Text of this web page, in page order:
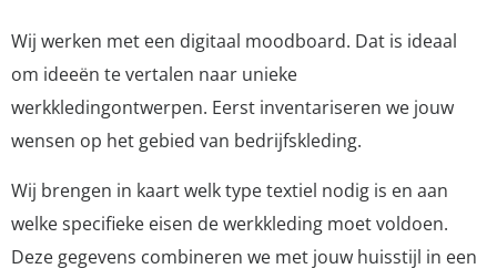
Wij werken met een digitaal moodboard. Dat is ideaal
om ideeën te vertalen naar unieke
werkkledingontwerpen. Eerst inventariseren we jouw
wensen op het gebied van bedrijfskleding.
Wij brengen in kaart welk type textiel nodig is en aan
welke specifieke eisen de werkkleding moet voldoen.
Deze gegevens combineren we met jouw huisstijl in een